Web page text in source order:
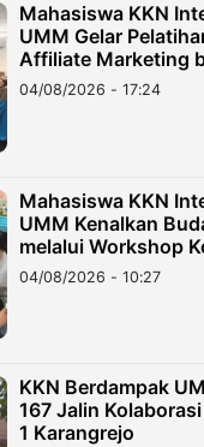
Mahasiswa KKN
UMM Gelar
Affiliate Marketing
Migran Indonesia di
04/08/2026 - 17:24
Mahasiswa KKN
UMM Kenalkan
melalui Workshop
di Taiwan
04/08/2026 - 10:27
KKN Berdampak
167 Jalin
1 Karangrejo